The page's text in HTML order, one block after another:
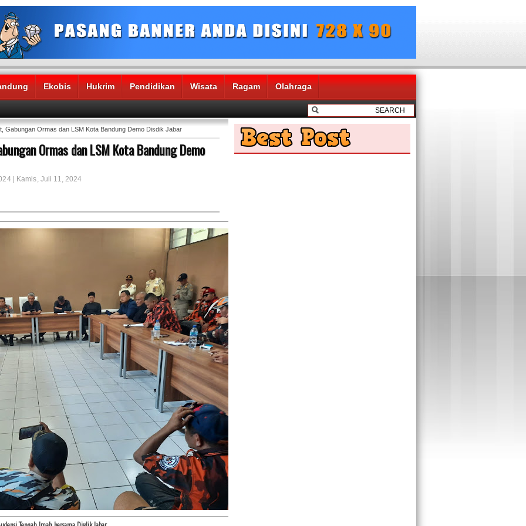
Ekobis Hukrim Pendidikan Wisata Ragam Olahraga
Gabungan Ormas dan LSM Kota Bandung Demo Disdik Jabar
Ormas dan LSM Kota Bandung Demo
| Kamis, Juli 11, 2024